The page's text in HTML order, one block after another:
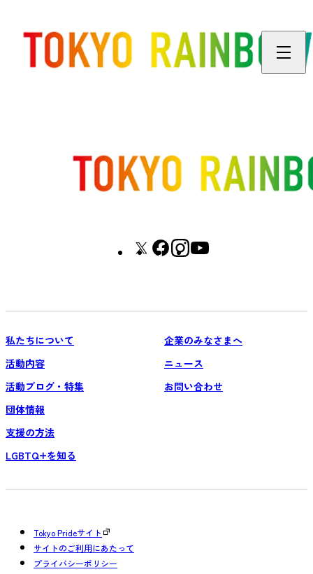
私たちについて
活動内容
活動ブログ・特集
団体情報
支援の方法
LGBTQ+を知る
企業のみなさまへ
ニュース
お問い合わせ
Tokyo Prideサイト
サイトのご利用にあたって
プライバシーポリシー